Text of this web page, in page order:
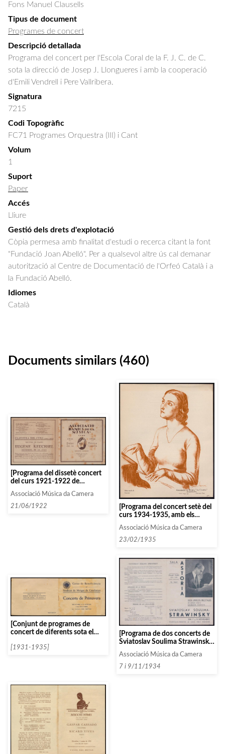
Fons Manuel Clausells
Tipus de document
Programes de concert
Descripció detallada
Programa del concert per l'Escola Coral de la F. J. C. de C.
sota la direcció de Josep J. Llongueres i amb la cooperació
d'Emili Vendrell i Pere Vallribera.
Signatura
7215
Codi Topogràfic
FC71 Programes Orquestra (III) i Cant
Volum
1
Suport
Paper
Accés
Lliure
Gestió dels drets d'explotació
Còpia permesa amb finalitat d'estudi o recerca citant la font
"Fundació Joan Abelló". Per a qualsevol altre ús cal demanar
autorització al Centre de Documentació de l'Orfeó Català i a
la Fundació Abelló.
Idiomes
Català
Documents similars (460)
[Programa del dissetè concert
del curs 1921-1922 de
Música]
Associació Música da Camera
21/06/1922
[Programa del concert setè del
curs 1934-1935, amb els
Infants Cantaires de Viena]
Associació Música da Camera
23/02/1935
[Conjunt de programes de
concert de diferents sota el
[1931-1935]
[Programa de dos concerts de
Sviatoslav Soulima Strawinsky,
fill d’Igor Strawinsky, a la Sala
Astoria]
Associació Música da Camera
7 i 9/11/1934